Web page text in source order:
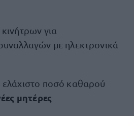
κινήτρων για
με ηλεκτρονικά
ελάχιστο ποσό καθαρού
μητέρες